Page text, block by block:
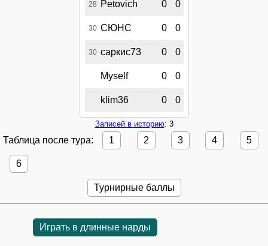
28 Petovich 0 0
30 СЮНС 0 0
30 саркис73 0 0
Myself 0 0
klim36 0 0
Записей в историю: 3
Таблица после тура: 1 2 3 4 5
6
Турнирные баллы
Играть в длинные нарды